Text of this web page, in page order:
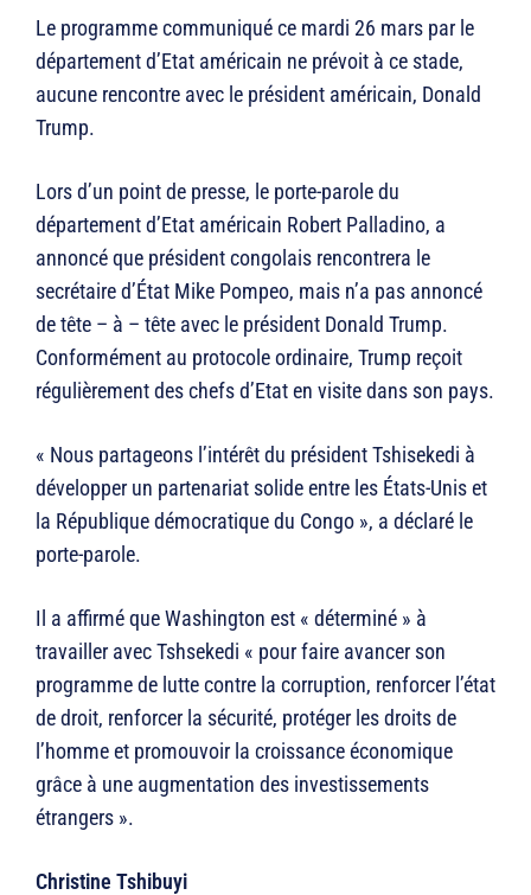
Le programme communiqué ce mardi 26 mars par le
département d’Etat américain ne prévoit à ce stade,
aucune rencontre avec le président américain, Donald
Trump.
Lors d’un point de presse, le porte-parole du
département d’Etat américain Robert Palladino, a
annoncé que président congolais rencontrera le
secrétaire d’État Mike Pompeo, mais n’a pas annoncé
de tête – à – tête avec le président Donald Trump.
Conformément au protocole ordinaire, Trump reçoit
régulièrement des chefs d’Etat en visite dans son pays.
« Nous partageons l’intérêt du président Tshisekedi à
développer un partenariat solide entre les États-Unis et
la République démocratique du Congo », a déclaré le
porte-parole.
Il a affirmé que Washington est « déterminé » à
travailler avec Tshsekedi « pour faire avancer son
programme de lutte contre la corruption, renforcer l’état
de droit, renforcer la sécurité, protéger les droits de
l’homme et promouvoir la croissance économique
grâce à une augmentation des investissements
étrangers ».
Christine Tshibuyi